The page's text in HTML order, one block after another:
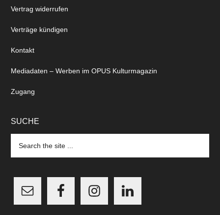
Vertrag widerrufen
Verträge kündigen
Kontakt
Mediadaten – Werben im OPUS Kulturmagazin
Zugang
SUCHE
the